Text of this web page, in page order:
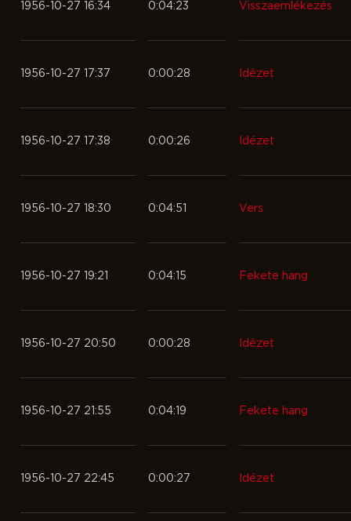
1956-10-27 16:34 0:04:23 Visszaemlékezés
1956-10-27 17:37 0:00:28 Idézet
1956-10-27 17:38 0:00:26 Idézet
1956-10-27 18:30 0:04:51 Vers
1956-10-27 19:21 0:04:15 Fekete hang
1956-10-27 20:50 0:00:28 Idézet
1956-10-27 21:55 0:04:19 Fekete hang
1956-10-27 22:45 0:00:27 Idézet